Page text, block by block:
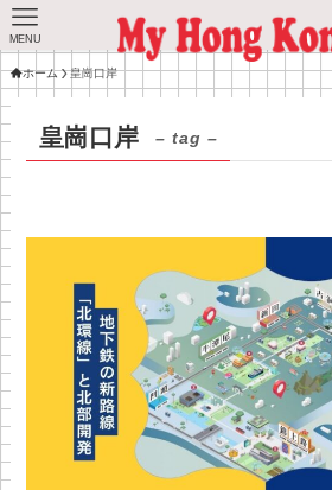
MENU
ホーム 皇崗口岸
皇崗口岸 – tag –